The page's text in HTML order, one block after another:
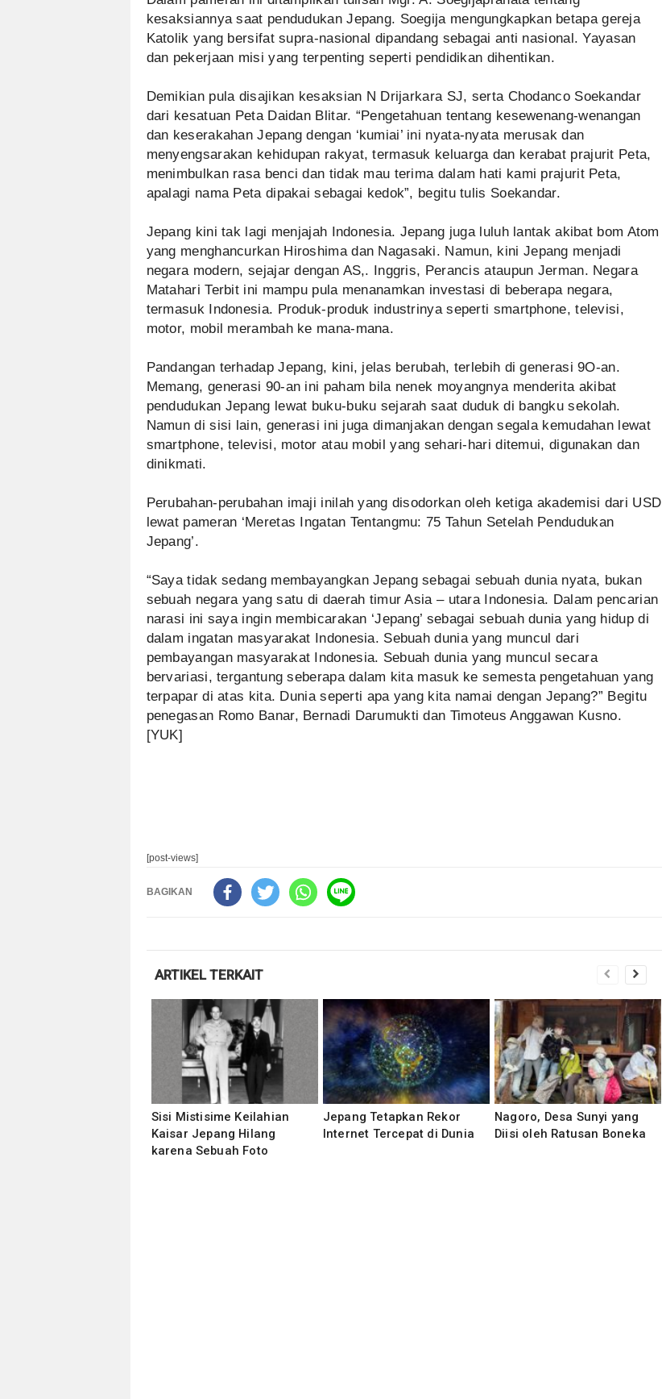
kesaksiannya saat pendudukan Jepang. Soegija mengungkapkan betapa gereja
Katolik yang bersifat supra-nasional dipandang sebagai anti nasional. Yayasan
dan pekerjaan misi yang terpenting seperti pendidikan dihentikan.
Demikian pula disajikan kesaksian N Drijarkara SJ, serta Chodanco Soekandar
dari kesatuan Peta Daidan Blitar. “Pengetahuan tentang kesewenang-wenangan
dan keserakahan Jepang dengan ‘kumiai’ ini nyata-nyata merusak dan
menyengsarakan kehidupan rakyat, termasuk keluarga dan kerabat prajurit Peta,
menimbulkan rasa benci dan tidak mau terima dalam hati kami prajurit Peta,
apalagi nama Peta dipakai sebagai kedok”, begitu tulis Soekandar.
Jepang kini tak lagi menjajah Indonesia. Jepang juga luluh lantak akibat bom Atom
yang menghancurkan Hiroshima dan Nagasaki. Namun, kini Jepang menjadi
negara modern, sejajar dengan AS,. Inggris, Perancis ataupun Jerman. Negara
Matahari Terbit ini mampu pula menanamkan investasi di beberapa negara,
termasuk Indonesia. Produk-produk industrinya seperti smartphone, televisi,
motor, mobil merambah ke mana-mana.
Pandangan terhadap Jepang, kini, jelas berubah, terlebih di generasi 9O-an.
Memang, generasi 90-an ini paham bila nenek moyangnya menderita akibat
pendudukan Jepang lewat buku-buku sejarah saat duduk di bangku sekolah.
Namun di sisi lain, generasi ini juga dimanjakan dengan segala kemudahan lewat
smartphone, televisi, motor atau mobil yang sehari-hari ditemui, digunakan dan
dinikmati.
Perubahan-perubahan imaji inilah yang disodorkan oleh ketiga akademisi dari USD
lewat pameran ‘Meretas Ingatan Tentangmu: 75 Tahun Setelah Pendudukan
Jepang’.
“Saya tidak sedang membayangkan Jepang sebagai sebuah dunia nyata, bukan
sebuah negara yang satu di daerah timur Asia – utara Indonesia. Dalam pencarian
narasi ini saya ingin membicarakan ‘Jepang’ sebagai sebuah dunia yang hidup di
dalam ingatan masyarakat Indonesia. Sebuah dunia yang muncul dari
pembayangan masyarakat Indonesia. Sebuah dunia yang muncul secara
bervariasi, tergantung seberapa dalam kita masuk ke semesta pengetahuan yang
terpapar di atas kita. Dunia seperti apa yang kita namai dengan Jepang?” Begitu
penegasan Romo Banar, Bernadi Darumukti dan Timoteus Anggawan Kusno.
[YUK]
[post-views]
BAGIKAN
ARTIKEL TERKAIT
Sisi Mistisime Keilahian
Kaisar Jepang Hilang
karena Sebuah Foto
Jepang Tetapkan Rekor
Internet Tercepat di Dunia
Nagoro, Desa Sunyi yang
Diisi oleh Ratusan Boneka